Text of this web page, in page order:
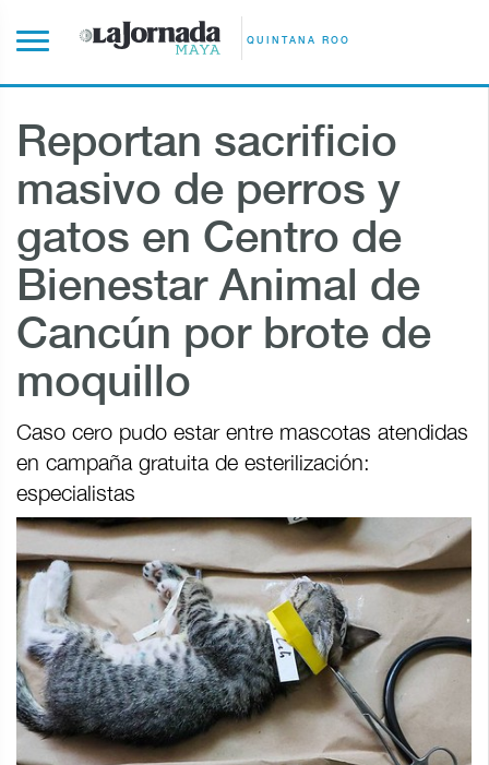
QUINTANA ROO
Reportan sacrificio
masivo de perros y
gatos en Centro de
Bienestar Animal de
Cancún por brote de
moquillo
Caso cero pudo estar entre mascotas atendidas
en campaña gratuita de esterilización:
especialistas